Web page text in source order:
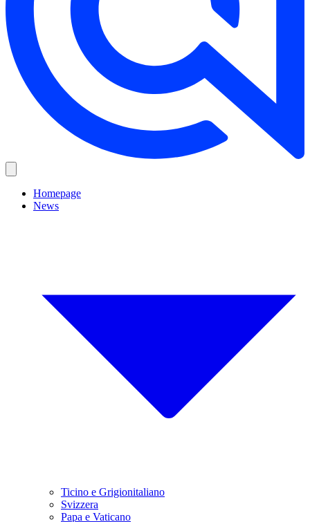
Homepage
News
Ticino e Grigionitaliano
Svizzera
Papa e Vaticano